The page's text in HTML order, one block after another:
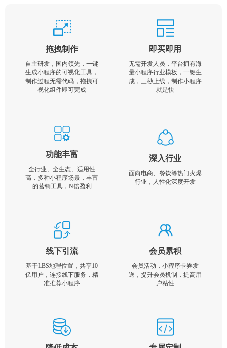
拖拽制作
自主研发，国内领先，一键
生成小程序的可视化工具，
制作过程无需代码，拖拽可
视化组件即可完成
即买即用
无需开发人员，平台拥有海
量小程序行业模板，一键生
成，三秒上线，制作小程序
就是快
功能丰富
全行业、全生态、适用性
高，多种小程序场景，丰富
的营销工具，N倍盈利
深入行业
面向电商、餐饮等热门火爆
行业，人性化深度开发
线下引流
基于LBS地理位置，共享10
亿用户，连接线下服务，精
准推荐小程序
会员累积
会员活动，小程序卡券发
送，提升会员机制，提高用
户粘性